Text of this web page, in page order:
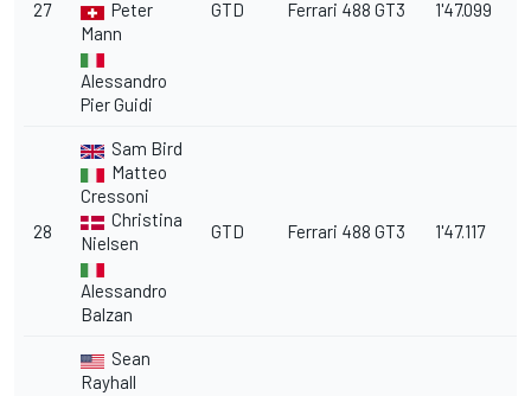
27
Peter
Mann
Alessandro
Pier Guidi
GTD Ferrari 488 GT3 1'47.099
28
Sam Bird
Matteo
Cressoni
Christina
Nielsen
Alessandro
Balzan
GTD Ferrari 488 GT3 1'47.117
Sean
Rayhall